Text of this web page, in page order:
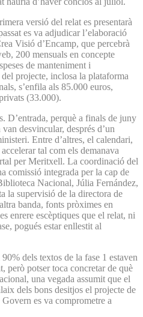
versió del relat es presentarà
es va adjudicar l’elaboració
Visió d’Encamp, que percebrà
200 mensuals en concepte
de manteniment i
projecte, inclosa la plataforma
s’enfila als 85.000 euros,
(33.000).
D’entrada, perquè a finals de juny
desvincular, després d’un
Entre d’altres, el calendari,
tal com els demanava
per Meritxell. La coordinació del
comissió integrada per la cap de
Nacional, Júlia Fernández,
la supervisió de la directora de
banda, fonts pròximes en
enrere escèptiques que el relat, ni
pogués estar enllestit al
dels textos de la fase 1 estaven
però potser toca concretar de què
una vegada assumit que el
dels bons desitjos el projecte de
es va comprometre a